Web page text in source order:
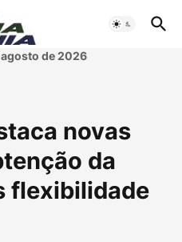
de 2026
novas
da
flexibilidade